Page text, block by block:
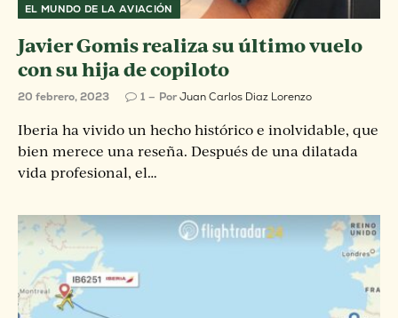
EL MUNDO DE LA AVIACIÓN
Javier Gomis realiza su último vuelo
con su hija de copiloto
20 febrero, 2023 1 PorJuan Carlos Diaz Lorenzo
Iberia ha vivido un hecho histórico e inolvidable, que
bien merece una reseña. Después de una dilatada
vida profesional, el…